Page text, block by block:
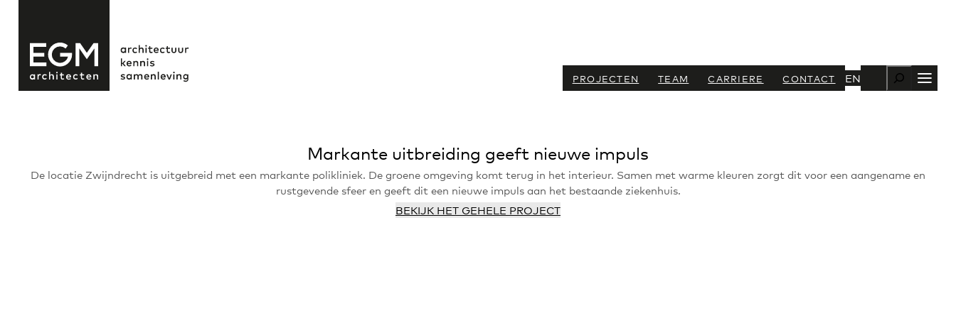
PROJECTEN TEAM CARRIERE CONTACT EN Zoeken
Markante uitbreiding geeft nieuwe impuls
De locatie Zwijndrecht is uitgebreid met een markante polikliniek. De groene omgeving komt terug in het interieur. Samen met warme kleuren zorgt dit voor een aangename en
rustgevende sfeer en geeft dit een nieuwe impuls aan het bestaande ziekenhuis.
BEKIJK HET GEHELE PROJECT